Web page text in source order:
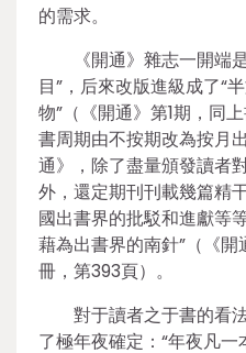
的需求。
《開通》雜志一開端
目”，后來改版進級成了“
物”（《開通》第1期，同
書周期由不按期改為按月
通》，除了盡量頒發讀者
外，還定期刊刊載幾篇精
國出書界的批駁和進獻等
藉為出書界的南針”（《開
冊，第393頁）。
對于讀者之于書的看
了極年夜確定：“年夜凡